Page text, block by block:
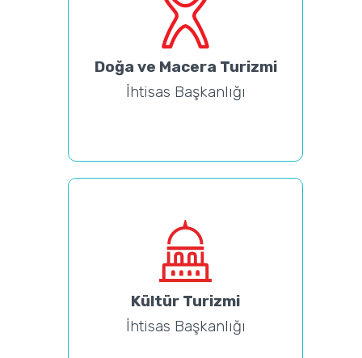
Doğa ve Macera Turizmi
İhtisas Başkanlığı
Kültür Turizmi
İhtisas Başkanlığı